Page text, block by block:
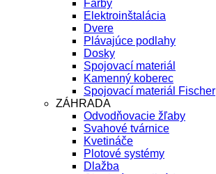
Farby
Elektroinštalácia
Dvere
Plávajúce podlahy
Dosky
Spojovací materiál
Kamenný koberec
Spojovací materiál Fischer
ZÁHRADA
Odvodňovacie žľaby
Svahové tvárnice
Kvetináče
Plotové systémy
Dlažba